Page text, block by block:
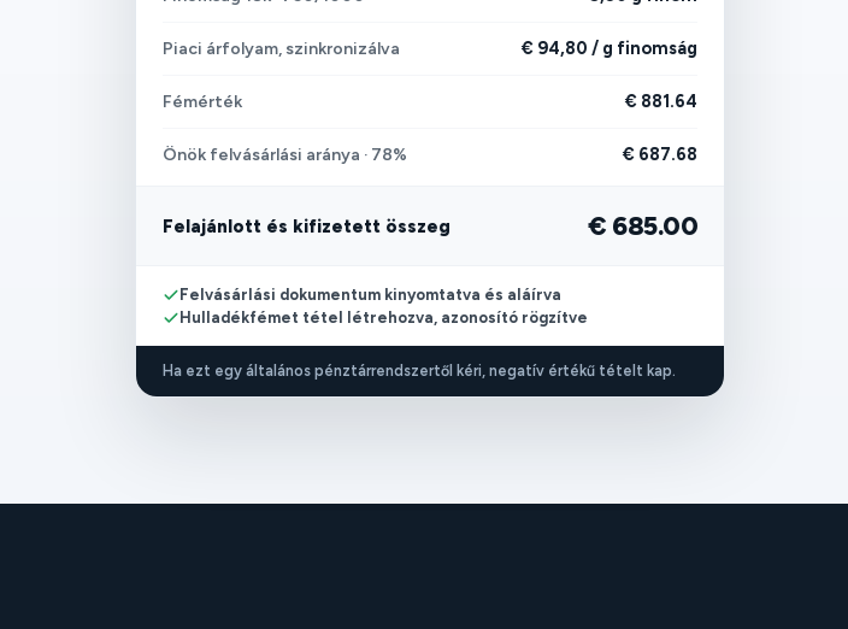
Piaci árfolyam, szinkronizálva € 94,80 / g finomság
Fémérték € 881.64
Önök felvásárlási aránya · 78% € 687.68
Felajánlott és kifizetett összeg € 685.00
Felvásárlási dokumentum kinyomtatva és aláírva
Hulladékfémet tétel létrehozva, azonosító rögzítve
Ha ezt egy általános pénztárrendszertől kéri, negatív értékű tételt kap.